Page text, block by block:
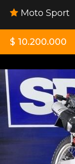
Moto Sport
$ 10.200.000